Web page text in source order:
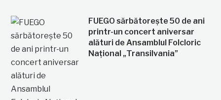
FUEGO sărbătorește 50 de ani
printr-un concert aniversar
alături de Ansamblul Folcloric
Național „Transilvania”